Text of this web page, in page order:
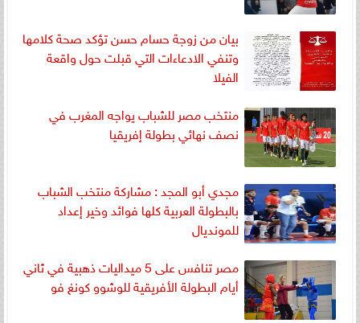
بيان من زوجة حسام حسن تؤكد صحة كلامها
وتنفي الادعاءات التي قبلت حول واقعة
الفيلا
منتخب مصر للشباب يواجه المغرب في
نصف نهائي بطولة إفريقيا
مجدي أبو المجد : مشاركة منتخب الشباب
بالبطولة العربية كلها فوائد وخير إعداد
للمونديال
مصر تنافس على 5 ميداليات ذهبية في ثاني
أيام البطولة الأفريقية للوشوو كونغ فو